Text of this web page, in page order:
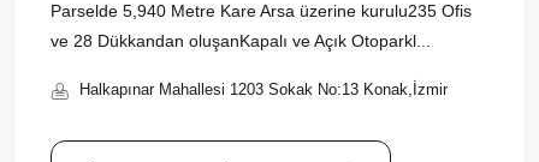
Parselde 5,940 Metre Kare Arsa üzerine kurulu235 Ofis
ve 28 Dükkandan oluşanKapalı ve Açık Otoparkl...
Halkapınar Mahallesi 1203 Sokak No:13 Konak,İzmir